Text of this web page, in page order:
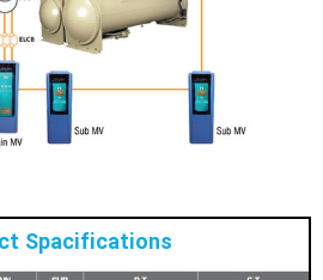
Spacifications